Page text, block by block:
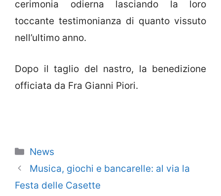
cerimonia odierna lasciando la loro
toccante testimonianza di quanto vissuto
nell’ultimo anno.
Dopo il taglio del nastro, la benedizione
officiata da Fra Gianni Piori.
Categorie
News
Musica, giochi e bancarelle: al via la
Festa delle Casette